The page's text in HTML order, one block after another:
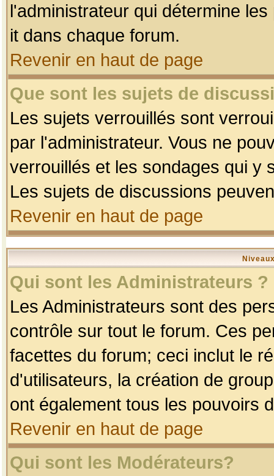
l'administrateur qui détermine
it dans chaque forum.
Revenir en haut de page
Que sont les sujets de
Les sujets verrouillés sont
par l'administrateur. Vous ne
verrouillés et les sondages qui y
Les sujets de discussions
Revenir en haut de page
Qui sont les Administrateurs ?
Les Administrateurs sont des
contrôle sur tout le forum. Ces
facettes du forum; ceci inclut le
d'utilisateurs, la création de
ont également tous les pouvoirs
Revenir en haut de page
Qui sont les Modérateurs?